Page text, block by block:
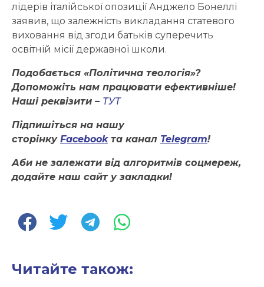
лідерів італійської опозиції Анджело Бонеллі
заявив, що залежність викладання статевого
виховання від згоди батьків суперечить
освітній місії державної школи.
Подобається «Політична теологія»?
Допоможіть нам працювати ефективніше!
Наші реквізити – ТУТ
Підпишіться на нашу
сторінку Facebookта канал Telegram!
Аби не залежати від алгоритмів соцмереж,
додайте наш сайт у закладки!
Читайте також: